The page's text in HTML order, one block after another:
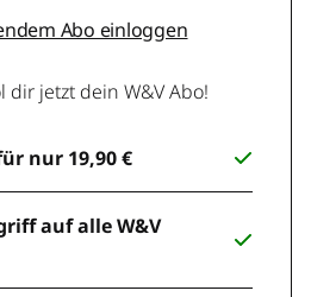
Abo einloggen
dir jetzt dein W&V Abo!
nur 19,90 €
auf alle W&V